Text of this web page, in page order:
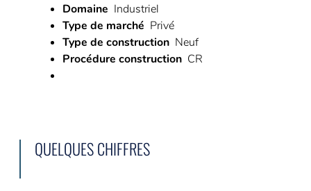
CARRIÈRE
5 bonnes raisons de nous rejoindre
Nos offres du moment
Demande de devis
Domaine Industriel
Type de marché Privé
Type de construction Neuf
Procédure construction CR
QUELQUES CHIFFRES